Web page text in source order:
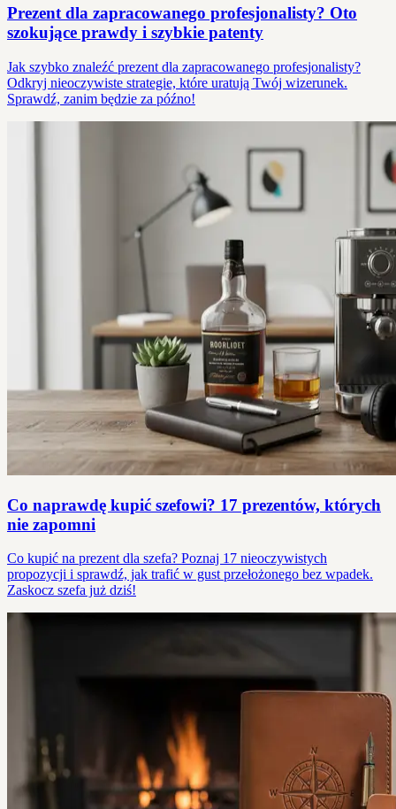
Prezent dla zapracowanego profesjonalisty? Oto
szokujące prawdy i szybkie patenty
Jak szybko znaleźć prezent dla zapracowanego profesjonalisty?
Odkryj nieoczywiste strategie, które uratują Twój wizerunek.
Sprawdź, zanim będzie za późno!
Co naprawdę kupić szefowi? 17 prezentów, których
nie zapomni
Co kupić na prezent dla szefa? Poznaj 17 nieoczywistych
propozycji i sprawdź, jak trafić w gust przełożonego bez wpadek.
Zaskocz szefa już dziś!